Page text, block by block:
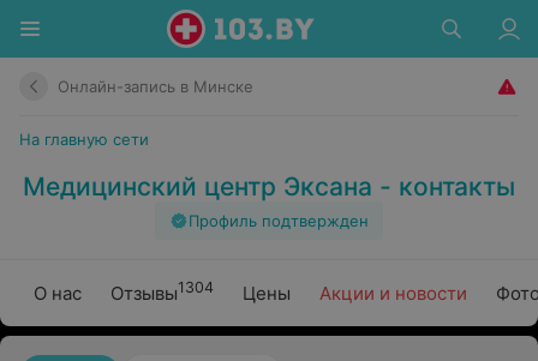
Онлайн-запись в Минске
На главную сети
Медицинский центр Эксана - контакты
Профиль подтвержден
О нас Отзывы1304 Цены Акции и новости